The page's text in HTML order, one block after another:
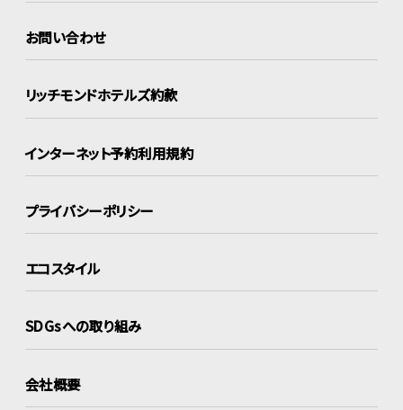
お問い合わせ
リッチモンドホテルズ約款
インターネット予約利用規約
プライバシーポリシー
エコスタイル
SDGsへの取り組み
会社概要